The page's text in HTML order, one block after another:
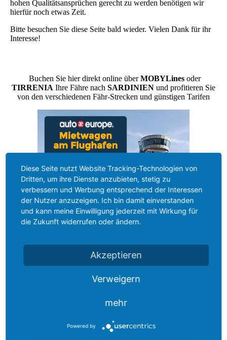
hohen Qualitätsansprüchen gerecht zu werden benötigen wir
hierfür noch etwas Zeit.
Bitte besuchen Sie diese Seite bald wieder. Vielen Dank für ihr
Interesse!
Buchen Sie hier direkt online überMOBYLines oder
TIRRENIA Ihre Fähre nach SARDINIEN und profitieren Sie
von den verschiedenen Fähr-Strecken und günstigen Tarifen
Ihren Mietwagen fürSARDINIENhier direkt Online buchen
Diese Seite nutzt Website Tracking-Technologien von
Dritten, um ihre Dienste anzubieten, stetig zu
verbessern und Werbung entsprechend der Interessen
der Nutzer anzuzeigen. Ich bin damit einverstanden
und kann meine Einwilligung jederzeit mit Wirkung für
die Zukunft widerrufen oder ändern.
Akzeptieren
Verweigern
mehr
Powered by